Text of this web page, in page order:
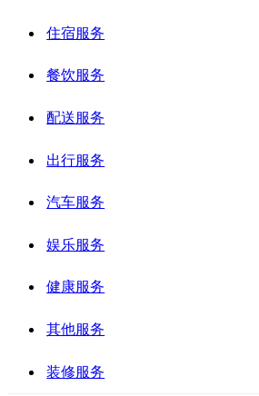
住宿服务
餐饮服务
配送服务
出行服务
汽车服务
娱乐服务
健康服务
其他服务
装修服务